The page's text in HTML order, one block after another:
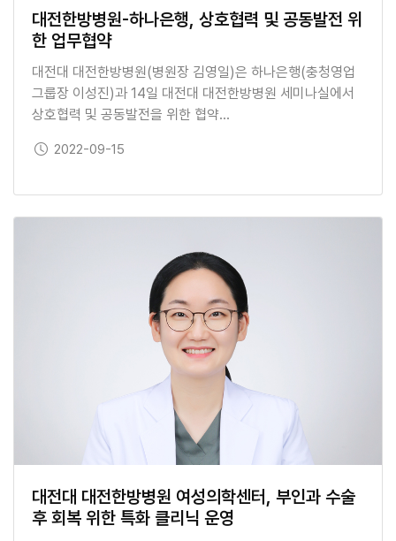
대전한방병원-하나은행, 상호협력 및 공동발전 위
한 업무협약
대전대 대전한방병원(병원장 김영일)은 하나은행(충청영업
그룹장 이성진)과 14일 대전대 대전한방병원 세미나실에서
상호협력 및 공동발전을 위한 협약…
보도일2022-09-15
대전대 대전한방병원 여성의학센터, 부인과 수술
후 회복 위한 특화 클리닉 운영